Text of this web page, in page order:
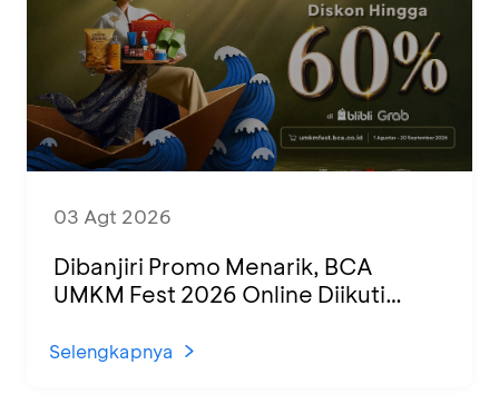
03 Agt 2026
Dibanjiri Promo Menarik, BCA
UMKM Fest 2026 Online Diikuti
Selengkapnya